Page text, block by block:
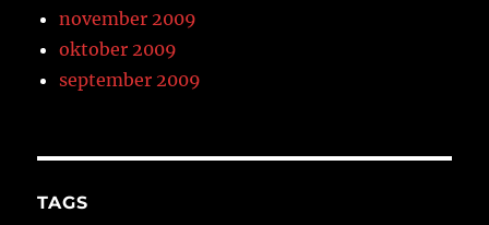
november 2009
oktober 2009
september 2009
TAGS